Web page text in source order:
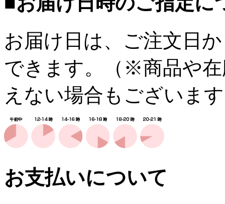
お届け日は、ご注文日
できます。（※商品や
えない場合もございま
お支払いについて